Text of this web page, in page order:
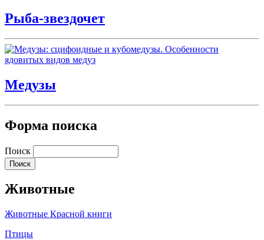
Рыба-звездочет
Медузы
Форма поиска
Поиск
Животные
Животные Красной книги
Птицы